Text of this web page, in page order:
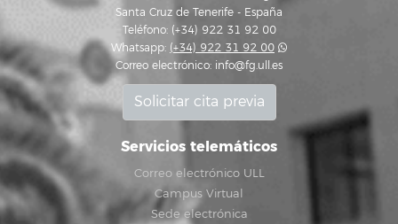
Santa Cruz de Tenerife - España
Teléfono: (+34) 922 31 92 00
Whatsapp: (+34) 922 31 92 00
Correo electrónico: info@fg.ull.es
Solicitar cita previa
Servicios telemáticos
Correo electrónico ULL
Campus Virtual
Sede electrónica